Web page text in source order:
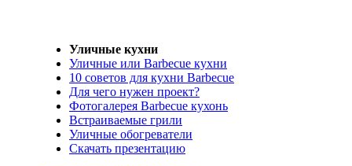
Уличные кухни
Уличные или Barbecue кухни
10 советов для кухни Barbecue
Для чего нужен проект?
Фотогалерея Barbecue кухонь
Встраиваемые грили
Уличные обогреватели
Скачать презентацию